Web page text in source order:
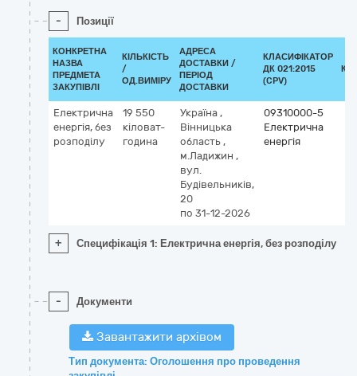
- Позиції
КОНКРЕТНА
НАЗВА
ПРЕДМЕТА
ЗАКУПІВЛІ
КІЛЬКІСТЬ
/
ОД.ВИМІРУ
АДРЕСА
ДОСТАВКИ /
ПЕРІОД
ДОСТАВКИ
КЛАСИФІКАТОР
ДК 021:2015
(CPV)
Електрична
енергія, без
розподілу
19 550
кіловат-
година
Україна ,
Вінницька
область ,
м.Ладижин ,
вул.
Будівельників,
20
по 31-12-2026
09310000-5
Електрична
енергія
+ Специфікація 1: Електрична енергія, без розподілу
- Документи
Завантажити архівом
Тип документа: Оголошення про проведення